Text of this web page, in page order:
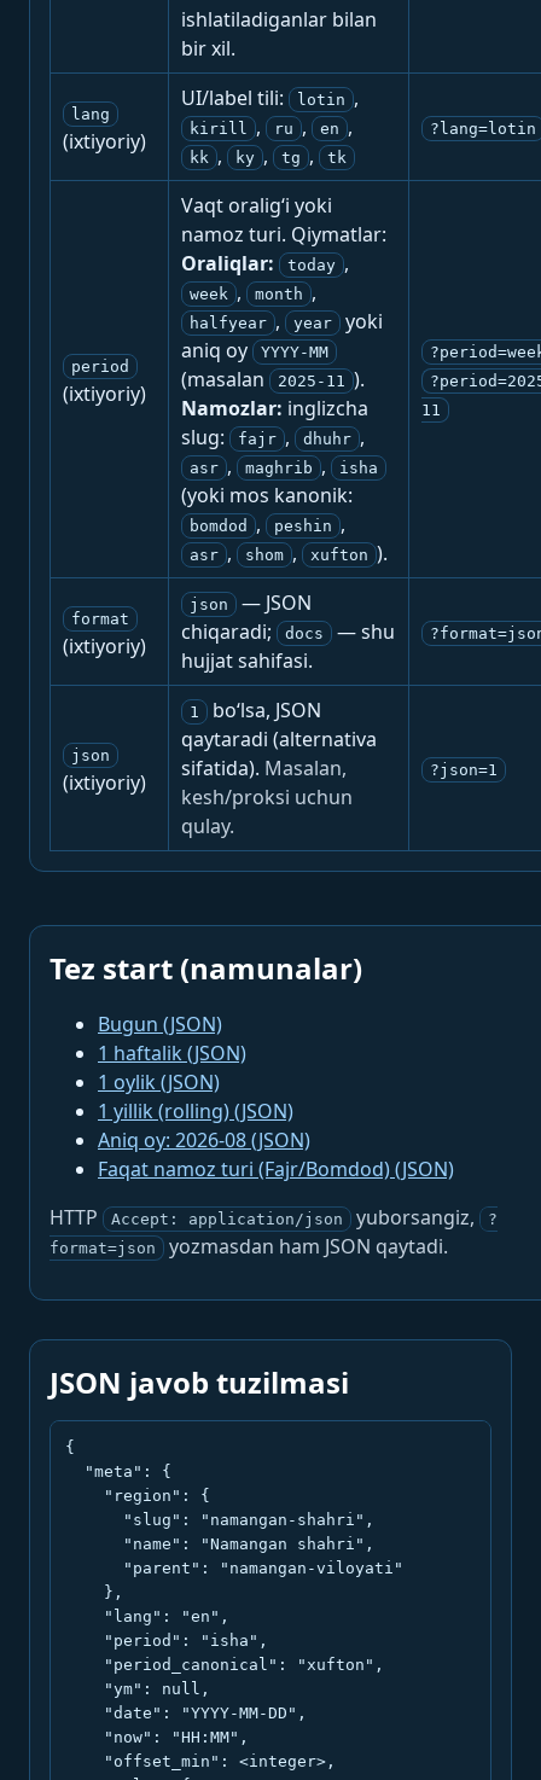
ishlatiladiganlar bilan
bir xil.
lang
(ixtiyoriy)
UI/label tili: lotin ,
kirill , ru , en ,
kk , ky , tg , tk
?lang=lotin
period
(ixtiyoriy)
Vaqt oralig‘i yoki
namoz turi. Qiymatlar:
Oraliqlar:
today ,
week , month ,
halfyear , year
yoki
aniq oy
YYYY-MM
(masalan 2025-11 ).
Namozlar: inglizcha
slug:
fajr , dhuhr ,
asr , maghrib , isha
(yoki mos kanonik:
bomdod , peshin ,
asr , shom , xufton ).
11
format
(ixtiyoriy)
json
— JSON
chiqaradi;
docs
— shu
hujjat sahifasi.
json
(ixtiyoriy)
1
bo‘lsa, JSON
qaytaradi (alternativa
sifatida). Masalan,
kesh/proksi uchun
qulay.
?json=1
Tez start (namunalar)
Bugun (JSON)
1 haftalik (JSON)
1 oylik (JSON)
1 yillik (rolling) (JSON)
Aniq oy: 2026-08 (JSON)
Faqat namoz turi (Fajr/Bomdod) (JSON)
HTTP
Accept: application/json yuborsangiz,
?
format=json
yozmasdan ham JSON qaytadi.
JSON javob tuzilmasi
{
  "meta": {
    "region": {
      "slug": "namangan-shahri",
      "name": "Namangan shahri",
      "parent": "namangan-viloyati"
    },
    "lang": "en",
    "period": "isha",
    "period_canonical": "xufton",
    "ym": null,
    "date": "YYYY-MM-DD",
    "now": "HH:MM",
    "offset_min": <integer>,